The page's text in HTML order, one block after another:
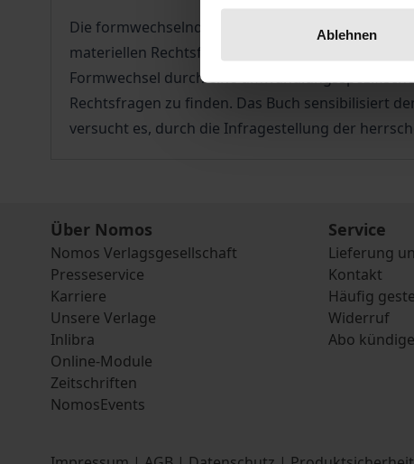
Ablehnen
Die formwechselnde Umwandlung gehört zum
materiellen Rechtsfragen des Gesellschafter-
Formwechsel durch eine
Rechtsfragen zu finden. Das Buch sensibilisiert
versucht es, durch die Infragestellung der
Über Nomos
Nomos Verlagsgesellschaft
Presseservice
Karriere
Unsere Verlage
Inlibra
Online-Module
Zeitschriften
NomosEvents
Service
Lieferung
Kontakt
Häufig
Widerruf
Abo